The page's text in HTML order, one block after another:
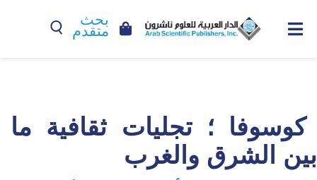
بحث
متقدم
كوسوفا ؛ تجليات ثقافية ما
بين الشرق والغرب